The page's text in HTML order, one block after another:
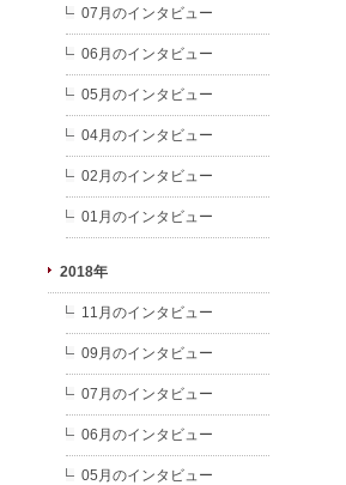
07月のインタビュー
06月のインタビュー
05月のインタビュー
04月のインタビュー
02月のインタビュー
01月のインタビュー
2018年
11月のインタビュー
09月のインタビュー
07月のインタビュー
06月のインタビュー
05月のインタビュー